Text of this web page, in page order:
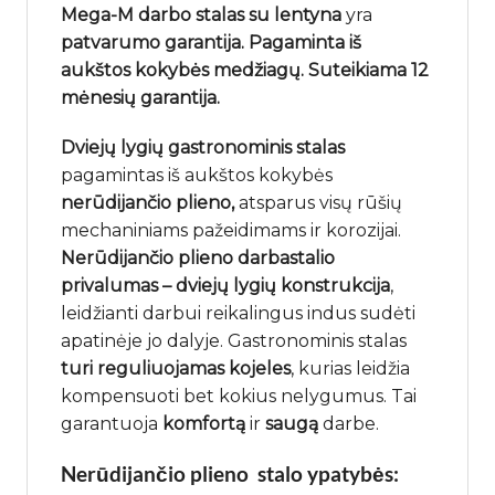
Mega-M darbo stalas su lentyna yra
patvarumo garantija. Pagaminta iš
aukštos kokybės medžiagų. Suteikiama 12
mėnesių garantija.
Dviejų lygių gastronominis stalas
pagamintas iš aukštos kokybės
nerūdijančio plieno,atsparus visų rūšių
mechaniniams pažeidimams ir korozijai.
Nerūdijančio plieno darbastalio
privalumas – dviejų lygių konstrukcija,
leidžianti darbui reikalingus indus sudėti
apatinėje jo dalyje. Gastronominis stalas
turi reguliuojamas kojeles, kurias leidžia
kompensuoti bet kokius nelygumus. Tai
garantuoja komfortą ir saugą darbe.
Nerūdijančio plieno stalo ypatybės: